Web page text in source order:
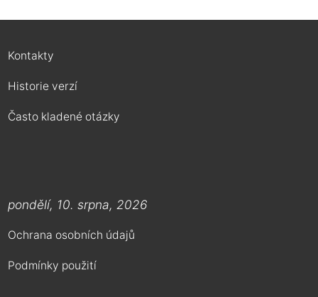
Kontakty
Historie verzí
Často kladené otázky
pondělí, 10. srpna, 2026
Ochrana osobních údajů
Podmínky použití